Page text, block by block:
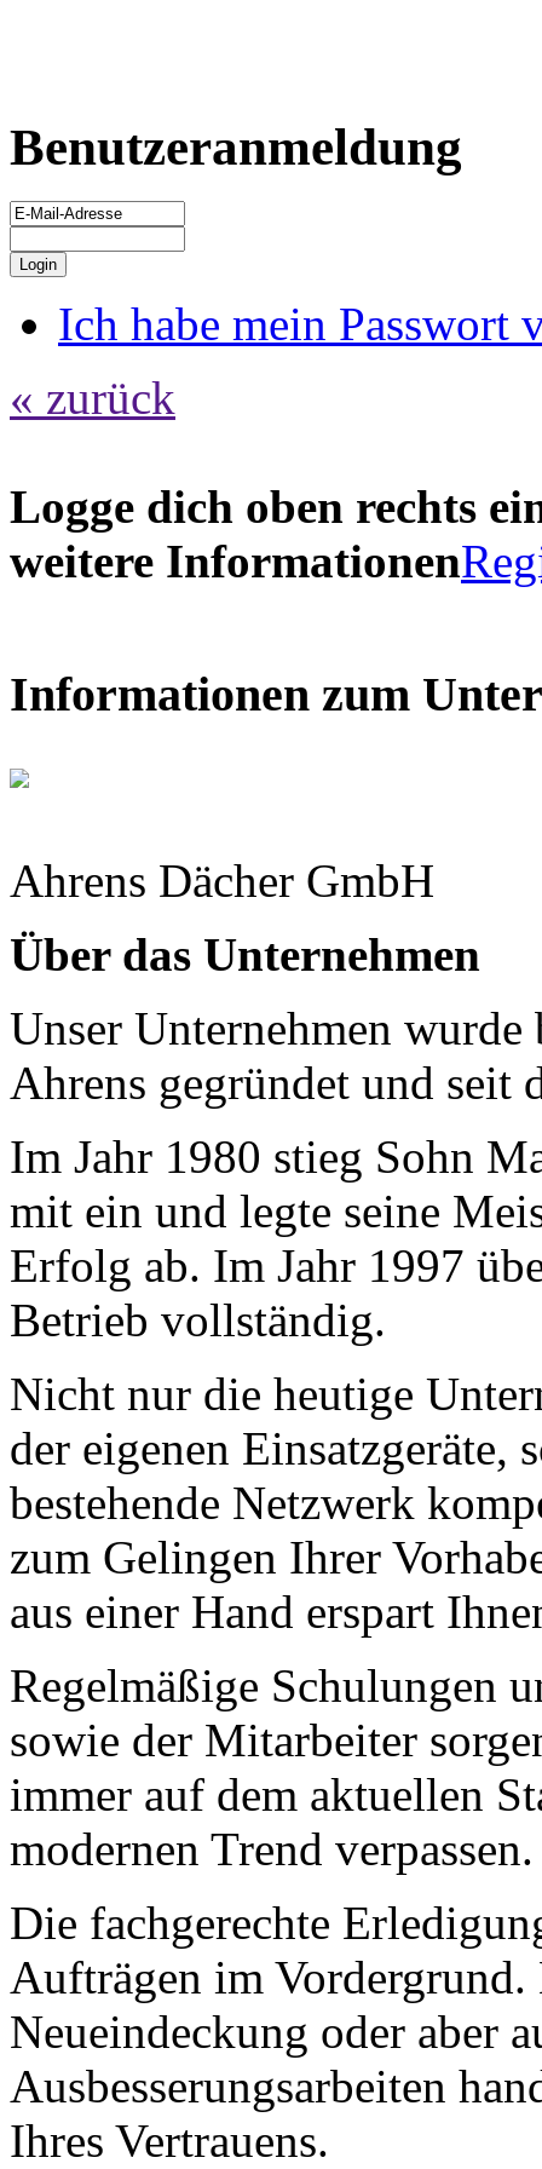
Benutzeranmeldung
Ich habe mein Passwort
« zurück
Logge dich oben rechts
weitere Informationen
Informationen zum
Ahrens Dächer GmbH
Über das Unternehmen
Unser Unternehmen
Ahrens gegründet und seit
Im Jahr 1980 stieg Sohn
mit ein und legte seine
Erfolg ab. Im Jahr 1997
Betrieb vollständig.
Nicht nur die heutige
der eigenen Einsatzgeräte,
bestehende Netzwerk
zum Gelingen Ihrer
aus einer Hand erspart
Regelmäßige Schulungen
sowie der Mitarbeiter
immer auf dem aktuellen
modernen Trend verpassen.
Die fachgerechte
Aufträgen im Vordergrund.
Neueindeckung oder aber
Ausbesserungsarbeiten
Ihres Vertrauens.